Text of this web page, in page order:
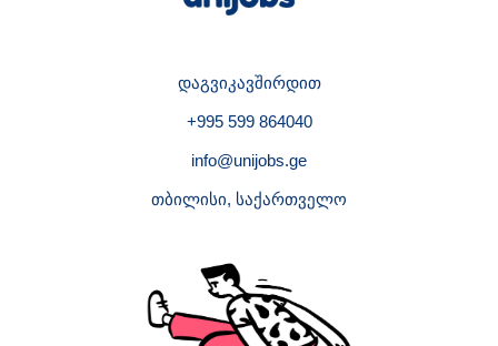
დაგვიკავშირდით
+995 599 864040
info@unijobs.ge
თბილისი, საქართველო